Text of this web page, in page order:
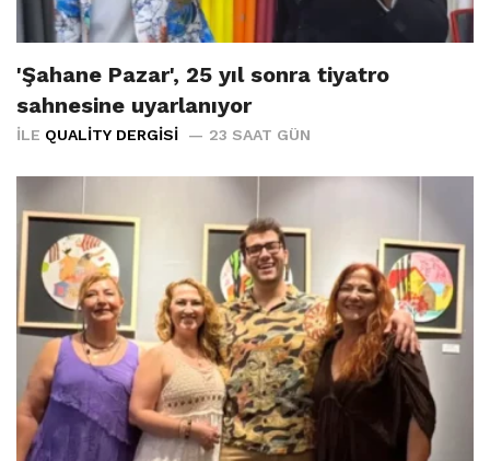
'Şahane Pazar', 25 yıl sonra tiyatro
sahnesine uyarlanıyor
İLE QUALITY DERGISI 23 SAAT GÜN